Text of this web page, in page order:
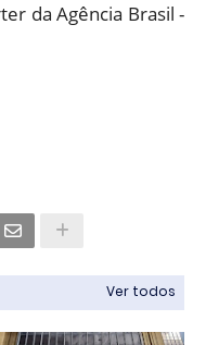
da Agência Brasil -
Ver todos